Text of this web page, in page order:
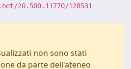
20.500.11770/128531
non sono stati
da parte dell'ateneo